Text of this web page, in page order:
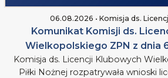
06.08.2026 • Komisja ds.
Komunikat Komisji ds.
Wielkopolskiego ZPN z dnia
Komisja ds. Licencji Klubowych
Piłki Nożnej rozpatrywała wnioski